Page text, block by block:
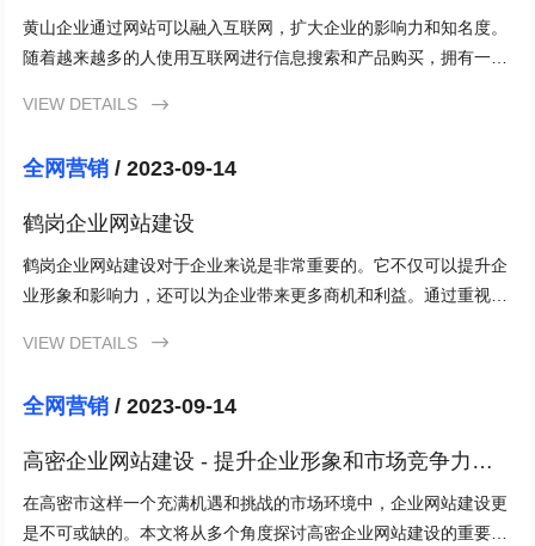
黄山企业通过网站可以融入互联网，扩大企业的影响力和知名度。
随着越来越多的人使用互联网进行信息搜索和产品购买，拥有一个
VIEW DETAILS 
全网营销 / 2023-09-14
鹤岗企业网站建设
鹤岗企业网站建设对于企业来说是非常重要的。它不仅可以提升企
业形象和影响力，还可以为企业带来更多商机和利益。通过重视关
具有竞争力和吸引力的企业网站。
VIEW DETAILS 
全网营销 / 2023-09-14
高密企业网站建设 - 提升企业形象和市场竞争力的
关键
在高密市这样一个充满机遇和挑战的市场环境中，企业网站建设更
是不可或缺的。本文将从多个角度探讨高密企业网站建设的重要